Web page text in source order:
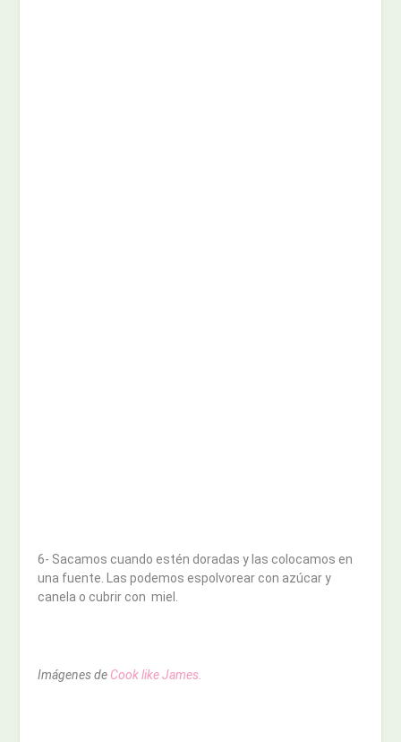
6- Sacamos cuando estén doradas y las colocamos en
una fuente. Las podemos espolvorear con azúcar y
canela o cubrir con miel.
Imágenes de Cook like James.